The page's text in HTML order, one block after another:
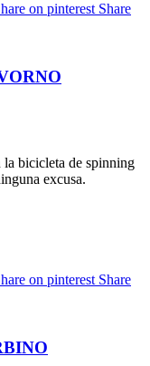
on pinterest Share
la bicicleta de spinning
excusa.
on pinterest Share